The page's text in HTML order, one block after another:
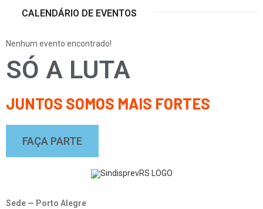
CALENDÁRIO DE EVENTOS
Nenhum evento encontrado!
SÓ A LUTA
JUNTOS SOMOS MAIS FORTES
FAÇA PARTE
Sede — Porto Alegre